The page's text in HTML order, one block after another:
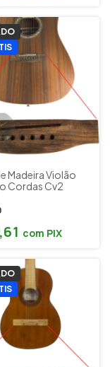
Madeira Violão
Cordas Cv2
com PIX